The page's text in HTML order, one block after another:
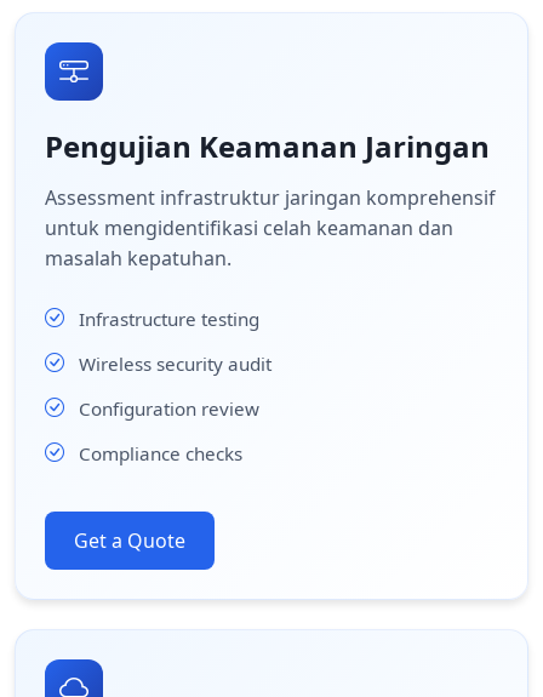
Pengujian Keamanan Jaringan
Assessment infrastruktur jaringan komprehensif
untuk mengidentifikasi celah keamanan dan
masalah kepatuhan.
Infrastructure testing
Wireless security audit
Configuration review
Compliance checks
Get a Quote